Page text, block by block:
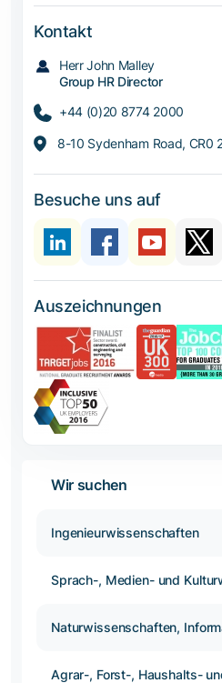
Kontakt
Herr John Malley
Group HR Director
+44 (0)20 8774 2000
8-10 Sydenham Road, CR0
Besuche uns auf
Auszeichnungen
Wir suchen
Ingenieurwissenschaften
Sprach-, Medien- und
Naturwissenschaften,
Agrar-, Forst-, Haushalts-